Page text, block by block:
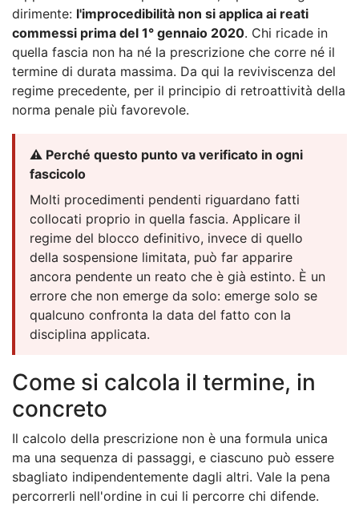
dirimente: l'improcedibilità non si applica ai reati
commessi prima del 1° gennaio 2020. Chi ricade in
quella fascia non ha né la prescrizione che corre né il
termine di durata massima. Da qui la reviviscenza del
regime precedente, per il principio di retroattività della
norma penale più favorevole.
⚠️ Perché questo punto va verificato in ogni
fascicolo
Molti procedimenti pendenti riguardano fatti
collocati proprio in quella fascia. Applicare il
regime del blocco definitivo, invece di quello
della sospensione limitata, può far apparire
ancora pendente un reato che è già estinto. È un
errore che non emerge da solo: emerge solo se
qualcuno confronta la data del fatto con la
disciplina applicata.
Come si calcola il termine, in
concreto
Il calcolo della prescrizione non è una formula unica
ma una sequenza di passaggi, e ciascuno può essere
sbagliato indipendentemente dagli altri. Vale la pena
percorrerli nell'ordine in cui li percorre chi difende.